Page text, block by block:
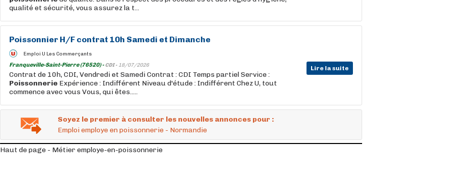
qualité et sécurité, vous assurez la t...
Poissonnier H/F contrat 10h Samedi et Dimanche
Emploi U Les Commerçants
Franqueville-Saint-Pierre (76520) -CDI - 18/07/2026 Lire la suite
Contrat de 10h, CDI, Vendredi et Samedi Contrat : CDI Temps partiel Service :
Poissonnerie Expérience : Indifférent Niveau d'étude : Indifférent Chez U, tout
commence avec vous Vous, qui êtes.....
Soyez le premier à consulter les nouvelles annonces pour :
Emploi employe en poissonnerie - Normandie
Haut de page - Métier employe-en-poissonnerie